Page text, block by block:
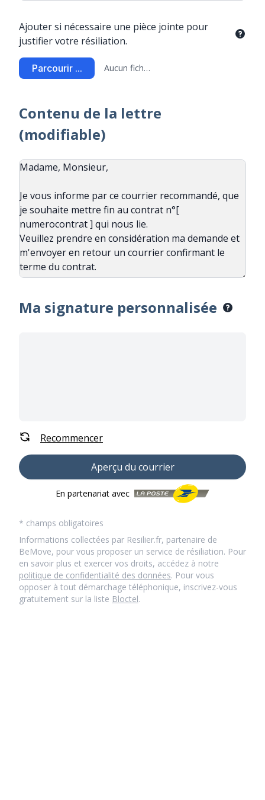
Ajouter si nécessaire une pièce jointe pour
justifier votre résiliation.
Parcourir ... Aucun fichier sélectionné
Contenu de la lettre
(modifiable)
Ma signature personnalisée
Recommencer
Aperçu du courrier
En partenariat avec
* champs obligatoires
Informations collectées par Resilier.fr, partenaire de
BeMove, pour vous proposer un service de résiliation. Pour
en savoir plus et exercer vos droits, accédez à notre
politique de confidentialité des données. Pour vous
opposer à tout démarchage téléphonique, inscrivez-vous
gratuitement sur la liste Bloctel.